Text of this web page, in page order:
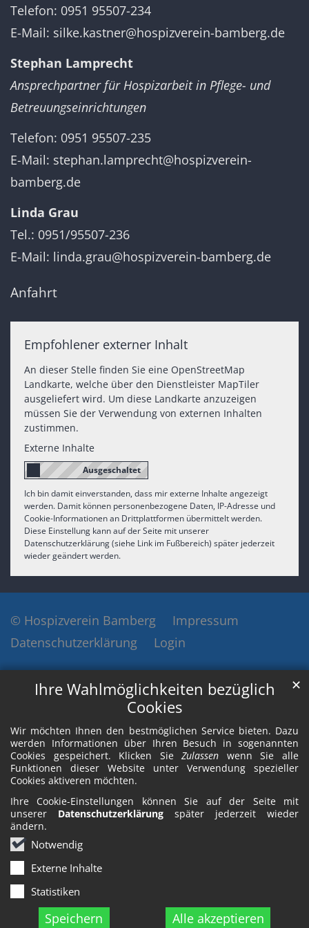
Ihre Wahlmöglichkeiten bezüglich
Cookies
Wir möchten Ihnen den bestmöglichen Service bieten. Dazu
werden Informationen über Ihren Besuch in sogenannten
Cookies gespeichert. Klicken SieZulassen wenn Sie alle
Funktionen dieser Website unter Verwendung spezieller
Cookies aktiveren möchten.
Ihre Cookie-Einstellungen können Sie auf der Seite mit
unserer Datenschutzerklärung später jederzeit wieder
ändern.
Notwendig
Externe Inhalte
Statistiken
Speichern Alle akzeptieren
✕
Telefon: 0951 95507-234
E-Mail: silke.kastner@hospizverein-bamberg.de
Stephan Lamprecht
Ansprechpartner für Hospizarbeit in Pflege- und
Betreuungseinrichtungen
Telefon: 0951 95507-235
E-Mail: stephan.lamprecht@hospizverein-
bamberg.de
Linda Grau
Tel.: 0951/95507-236
E-Mail: linda.grau@hospizverein-bamberg.de
Anfahrt
Empfohlener externer Inhalt
An dieser Stelle finden Sie eine OpenStreetMap
Landkarte, welche über den Dienstleister MapTiler
ausgeliefert wird. Um diese Landkarte anzuzeigen
müssen Sie der Verwendung von externen Inhalten
zustimmen.
Externe Inhalte
Ich bin damit einverstanden, dass mir externe Inhalte angezeigt
werden. Damit können personenbezogene Daten, IP-Adresse und
Cookie-Informationen an Drittplattformen übermittelt werden.
Diese Einstellung kann auf der Seite mit unserer
Datenschutzerklärung (siehe Link im Fußbereich) später jederzeit
wieder geändert werden.
© Hospizverein Bamberg
Impressum
Datenschutzerklärung
Login